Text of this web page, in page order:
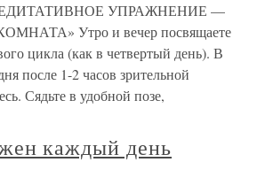
УПРАЖНЕНИЕ —
Утро и вечер посвящаете
цикла (как в четвертый день). В
после 1-2 часов зрительной
Сядьте в удобной позе,
каждый день